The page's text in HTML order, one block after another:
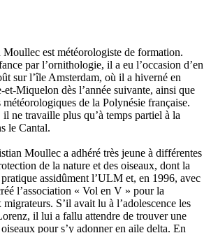
Jocelyne
Jean
de
Lazarine
est météorologiste de formation.
par l’ornithologie, il a eu l’occasion d’en
sur l’île Amsterdam, où il a hiverné en
et-Miquelon dès l’année suivante, ainsi que
météorologiques de la Polynésie française.
ne travaille plus qu’à temps partiel à la
le Cantal.
Moullec a adhéré très jeune à différentes
de la nature et des oiseaux, dont la
assidûment l’ULM et, en 1996, avec
l’association « Vol en V » pour la
S’il avait lu à l’adolescence les
il lui a fallu attendre de trouver une
pour s’y adonner en aile delta. En